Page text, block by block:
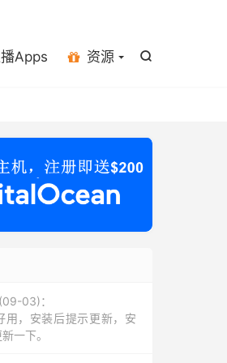

Apps 资源
03)：
用，安装后提示更新，安
一下。